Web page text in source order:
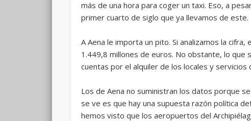
más de una hora para coger un taxi. Eso, a
primer cuarto de siglo que ya llevamos de este.
A Aena le importa un pito. Si analizamos la
1.449,8 millones de euros. No obstante, lo que
cuentas por el alquiler de los locales y
Los de Aena no suministran los datos porque
se ve es que hay una supuesta razón política
hemos visto que los aeropuertos del